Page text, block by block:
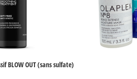
BLOW OUT (sans sulfate)